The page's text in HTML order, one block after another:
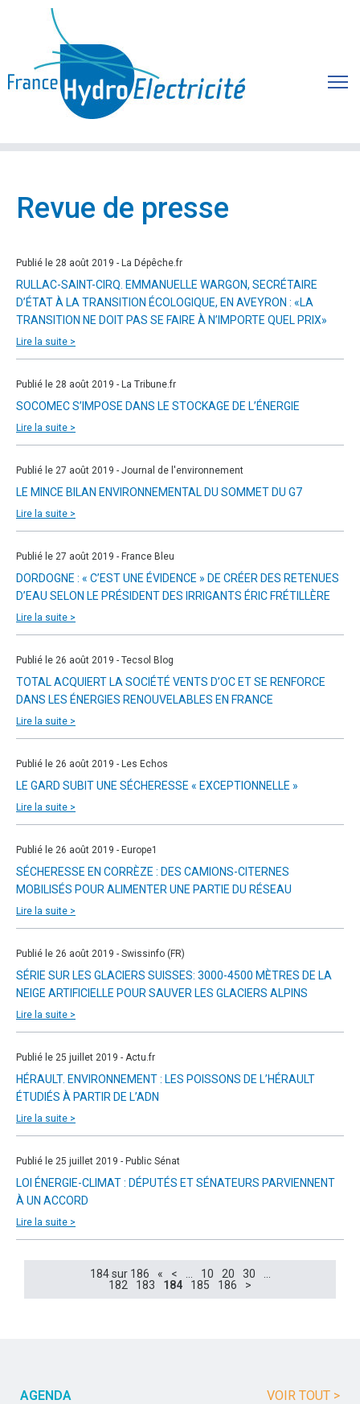
Revue de presse
Publié le 28 août 2019 - La Dépêche.fr
RULLAC-SAINT-CIRQ. EMMANUELLE WARGON, SECRÉTAIRE
D’ÉTAT À LA TRANSITION ÉCOLOGIQUE, EN AVEYRON : «LA
TRANSITION NE DOIT PAS SE FAIRE À N’IMPORTE QUEL PRIX»
Lire la suite >
Publié le 28 août 2019 - La Tribune.fr
SOCOMEC S’IMPOSE DANS LE STOCKAGE DE L’ÉNERGIE
Lire la suite >
Publié le 27 août 2019 - Journal de l'environnement
LE MINCE BILAN ENVIRONNEMENTAL DU SOMMET DU G7
Lire la suite >
Publié le 27 août 2019 - France Bleu
DORDOGNE : « C’EST UNE ÉVIDENCE » DE CRÉER DES RETENUES
D’EAU SELON LE PRÉSIDENT DES IRRIGANTS ÉRIC FRÉTILLÈRE
Lire la suite >
Publié le 26 août 2019 - Tecsol Blog
TOTAL ACQUIERT LA SOCIÉTÉ VENTS D’OC ET SE RENFORCE
DANS LES ÉNERGIES RENOUVELABLES EN FRANCE
Lire la suite >
Publié le 26 août 2019 - Les Echos
LE GARD SUBIT UNE SÉCHERESSE « EXCEPTIONNELLE »
Lire la suite >
Publié le 26 août 2019 - Europe1
SÉCHERESSE EN CORRÈZE : DES CAMIONS-CITERNES
MOBILISÉS POUR ALIMENTER UNE PARTIE DU RÉSEAU
Lire la suite >
Publié le 26 août 2019 - Swissinfo (FR)
SÉRIE SUR LES GLACIERS SUISSES: 3000-4500 MÈTRES DE LA
NEIGE ARTIFICIELLE POUR SAUVER LES GLACIERS ALPINS
Lire la suite >
Publié le 25 juillet 2019 - Actu.fr
HÉRAULT. ENVIRONNEMENT : LES POISSONS DE L’HÉRAULT
ÉTUDIÉS À PARTIR DE L’ADN
Lire la suite >
Publié le 25 juillet 2019 - Public Sénat
LOI ÉNERGIE-CLIMAT : DÉPUTÉS ET SÉNATEURS PARVIENNENT
À UN ACCORD
Lire la suite >
184 sur 186 « < 10 20 30
182
183 184 185 186 >
AGENDA VOIR TOUT >